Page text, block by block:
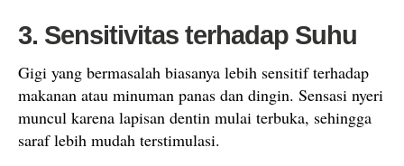
3. Sensitivitas terhadap Suhu
Gigi yang bermasalah biasanya lebih sensitif terhadap
makanan atau minuman panas dan dingin. Sensasi nyeri
muncul karena lapisan dentin mulai terbuka, sehingga
saraf lebih mudah terstimulasi.